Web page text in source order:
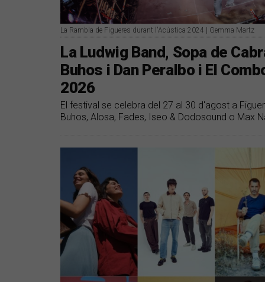
La Rambla de Figueres durant l'Acústica 2024 | Gemma Martz
La Ludwig Band, Sopa de
Buhos i Dan Peralbo i El
2026
El festival se celebra del 27 al 30 d'agost a
Buhos, Alosa, Fades, Iseo & Dodosound o Max